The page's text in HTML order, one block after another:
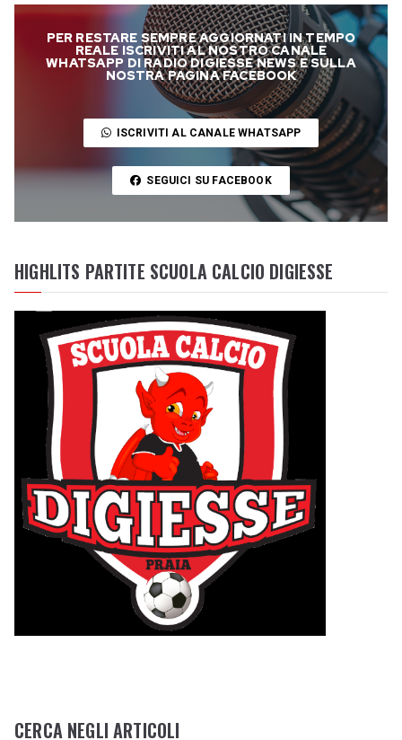
PER RESTARE SEMPRE AGGIORNATI IN TEMPO
REALE ISCRIVITI AL NOSTRO CANALE
WHATSAPP DI RADIO DIGIESSE NEWS E SULLA
NOSTRA PAGINA FACEBOOK
ISCRIVITI AL CANALE WHATSAPP
SEGUICI SU FACEBOOK
HIGHLITS PARTITE SCUOLA CALCIO DIGIESSE
CERCA NEGLI ARTICOLI